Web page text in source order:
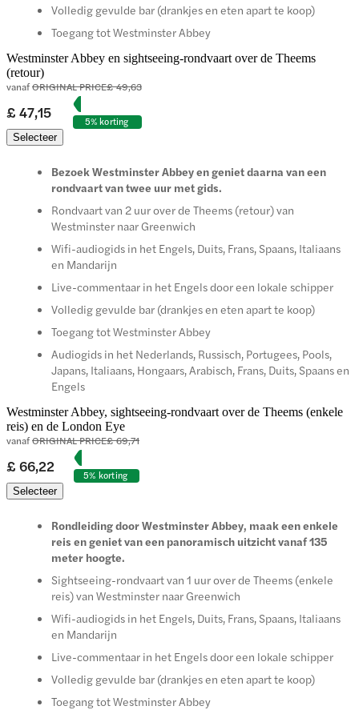
Volledig gevulde bar (drankjes en eten apart te koop)
Toegang tot Westminster Abbey
Westminster Abbey en sightseeing-rondvaart over de Theems
(retour)
vanafORIGINAL PRICE£ 49,63
£ 47,15
5% korting
Selecteer
Bezoek Westminster Abbey en geniet daarna van een
rondvaart van twee uur met gids.
Rondvaart van 2 uur over de Theems (retour) van
Westminster naar Greenwich
Wifi-audiogids in het Engels, Duits, Frans, Spaans, Italiaans
en Mandarijn
Live-commentaar in het Engels door een lokale schipper
Volledig gevulde bar (drankjes en eten apart te koop)
Toegang tot Westminster Abbey
Audiogids in het Nederlands, Russisch, Portugees, Pools,
Japans, Italiaans, Hongaars, Arabisch, Frans, Duits, Spaans en
Engels
Westminster Abbey, sightseeing-rondvaart over de Theems (enkele
reis) en de London Eye
vanafORIGINAL PRICE£ 69,71
£ 66,22
5% korting
Selecteer
Rondleiding door Westminster Abbey, maak een enkele
reis en geniet van een panoramisch uitzicht vanaf 135
meter hoogte.
Sightseeing-rondvaart van 1 uur over de Theems (enkele
reis) van Westminster naar Greenwich
Wifi-audiogids in het Engels, Duits, Frans, Spaans, Italiaans
en Mandarijn
Live-commentaar in het Engels door een lokale schipper
Volledig gevulde bar (drankjes en eten apart te koop)
Toegang tot Westminster Abbey